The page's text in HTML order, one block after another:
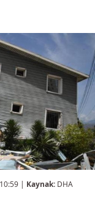
| Kaynak: DHA